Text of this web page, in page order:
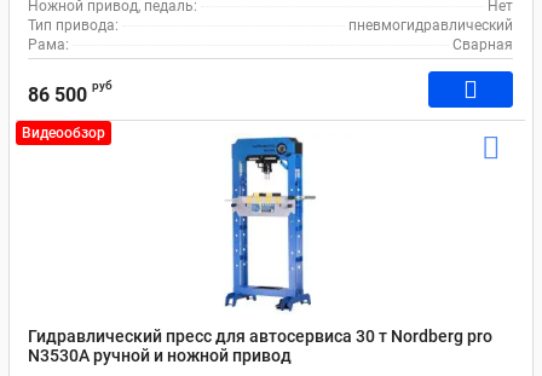
Ножной привод, педаль:
Нет
Тип привода:
пневмогидравлический
Рама:
Сварная
86 500 руб
Видеообзор
Гидравлический пресс для автосервиса 30 т Nordberg pro
N3530А ручной и ножной привод